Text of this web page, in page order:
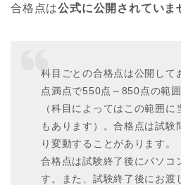
合格点は公式に公開されていま
科目ごとの合格点は公開して
点満点で550点～850点の範
（科目によってはこの範囲
もあります）。合格点は試験
り変動することがあります。
合格点は試験終了後にパソコ
す。また、試験終了後にお渡